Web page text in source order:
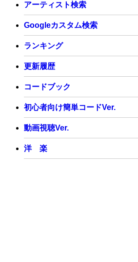
アーティスト検索
Googleカスタム検索
ランキング
更新履歴
コードブック
初心者向け簡単コードVer.
動画視聴Ver.
洋 楽